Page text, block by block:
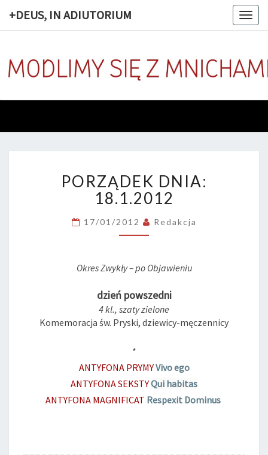
+DEUS, IN ADIUTORIUM
DNIA:
18.1.2012
PORZĄDEK DNIA:
18.1.2012
17/01/2012 Redakcja
Okres Zwykły – po Objawieniu
dzień powszedni
4 kl., szaty zielone
Komemoracja św. Pryski, dziewicy-męczennicy
*
ANTYFONA PRYMYVivo ego
ANTYFONA SEKSTYQui habitas
ANTYFONA MAGNIFICAT Respexit Dominus